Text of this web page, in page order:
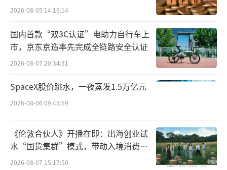
安博原力生物制药（杭州）有限公司为浙
江健新原力制药与赛默飞世尔科技（中国-香
港）控股共同成立的公司，成立于2021年，以
2026-08-05 14:16:14
国内首款“双3C认证”电助力自行车上
市，京东京造率先完成全链路安全认证
2026-08-07 20:34:31
SpaceX股价跳水，一夜蒸发1.5万亿元
2026-08-06 09:45:59
《伦敦合伙人》开播在即：出海创业试
水“国货集群”模式，带动入境消费反
向种草
2026-08-07 15:17:50